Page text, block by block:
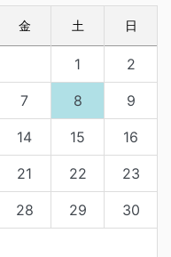
金 土 日
1 2
7 8 9
14 15 16
21 22 23
28 29 30